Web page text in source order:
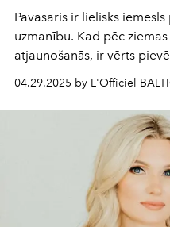
Pavasaris ir lielisks
uzmanību. Kad pēc
atjaunošanās, ir vērts
procedūrām un ierīcēm,
efektīvi. Viss, lai atjaunotu
sāpēm, bet ar prieku.
04.29.2025 by L'Officiel